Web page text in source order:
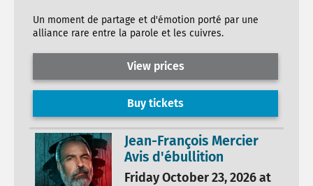
Un moment de partage et d'émotion porté par une
alliance rare entre la parole et les cuivres.
View prices
Buy tickets
Jean-François Mercier
Avis d'ébullition
Friday October 23, 2026 at